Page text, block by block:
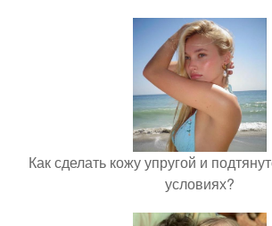
Как сделать кожу упругой и
условиях?